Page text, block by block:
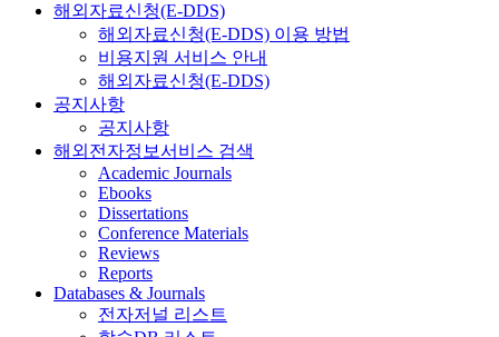
해외자료신청(E-DDS)
해외자료신청(E-DDS) 이용 방법
비용지원 서비스 안내
해외자료신청(E-DDS)
공지사항
공지사항
해외전자정보서비스 검색
Academic Journals
Ebooks
Dissertations
Conference Materials
Reviews
Reports
Databases & Journals
전자저널 리스트